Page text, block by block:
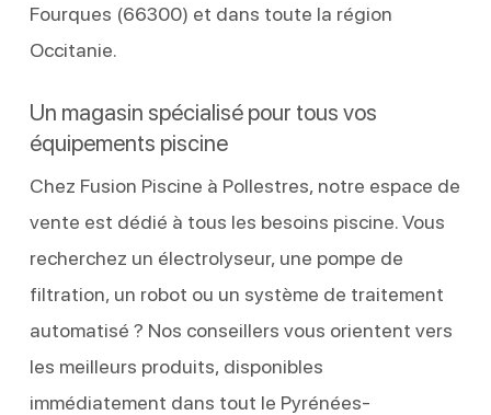
Fourques (66300) et dans toute la région
Occitanie.
Un magasin spécialisé pour tous vos
équipements piscine
Chez Fusion Piscine à Pollestres, notre espace de
vente est dédié à tous les besoins piscine. Vous
recherchez un électrolyseur, une pompe de
filtration, un robot ou un système de traitement
automatisé ? Nos conseillers vous orientent vers
les meilleurs produits, disponibles
immédiatement dans tout le Pyrénées-